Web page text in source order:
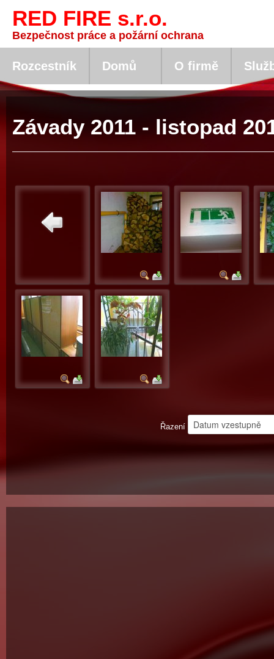
RED FIRE s.r.o.
Bezpečnost práce a požární ochrana
Rozcestník Domů O firmě
Závady 2011 - listopad
Řazení